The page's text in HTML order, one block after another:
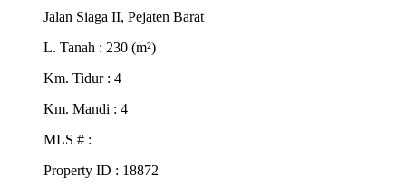
Jalan Siaga II, Pejaten Barat
L. Tanah : 230 (m²)
Km. Tidur : 4
Km. Mandi : 4
MLS # :
Property ID : 18872